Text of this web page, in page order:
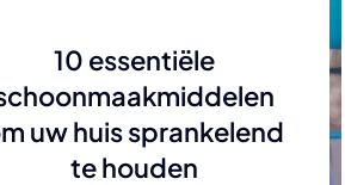
10 essentiële
uw huis sprankelend
te houden